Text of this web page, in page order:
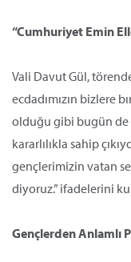
“Cumhuriyet Emin
Vali Davut Gül,
ecdadımızın bizlere
olduğu gibi bugün de
kararlılıkla sahip
gençlerimizin vatan
diyoruz.” ifadelerini
Gençlerden Anlamlı